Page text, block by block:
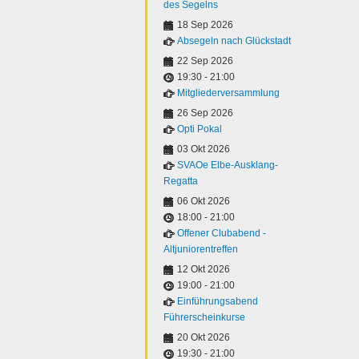
des Segelns
18 Sep 2026
Absegeln nach Glückstadt
22 Sep 2026
19:30 - 21:00
Mitgliederversammlung
26 Sep 2026
Opti Pokal
03 Okt 2026
SVAOe Elbe-Ausklang-
Regatta
06 Okt 2026
18:00 - 21:00
Offener Clubabend -
Altjuniorentreffen
12 Okt 2026
19:00 - 21:00
Einführungsabend
Führerscheinkurse
20 Okt 2026
19:30 - 21:00